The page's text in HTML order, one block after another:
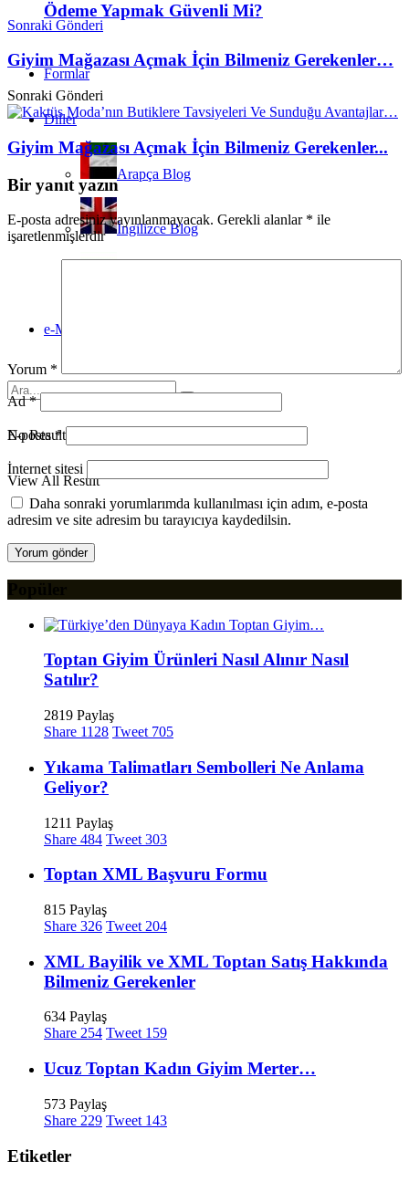
Ödeme Yapmak Güvenli Mi?
Formlar
Diller
Arapça Blog
İngilizce Blog
e-Mağaza
No Result
View All Result
Sonraki Gönderi
Giyim Mağazası Açmak İçin Bilmeniz Gerekenler…
Sonraki Gönderi
Giyim Mağazası Açmak İçin Bilmeniz Gerekenler...
Bir yanıt yazın
E-posta adresiniz yayınlanmayacak. Gerekli alanlar * ile
işaretlenmişlerdir
Yorum *
Ad*
E-posta*
İnternet sitesi
Daha sonraki yorumlarımda kullanılması için adım, e-posta
adresim ve site adresim bu tarayıcıya kaydedilsin.
Toptan Giyim Ürünleri Nasıl Alınır Nasıl
Satılır?
2819 Paylaş
Share 1128 Tweet 705
Yıkama Talimatları Sembolleri Ne Anlama
Geliyor?
1211 Paylaş
Share 484 Tweet 303
Toptan XML Başvuru Formu
815 Paylaş
Share 326 Tweet 204
XML Bayilik ve XML Toptan Satış Hakkında
Bilmeniz Gerekenler
634 Paylaş
Share 254 Tweet 159
Ucuz Toptan Kadın Giyim Merter…
573 Paylaş
Share 229 Tweet 143
Etiketler